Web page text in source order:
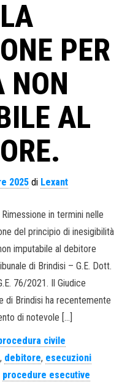
PER
NON
AL
2025 di Lexant
in termini nelle
del principio di inesigibilità
imputabile al debitore
di Brindisi – G.E. Dott.
76/2021. Il Giudice
di Brindisi ha recentemente
di notevole […]
civile
, debitore, esecuzioni
procedure esecutive